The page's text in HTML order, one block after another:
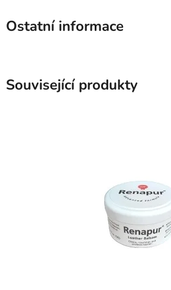
Ostatní informace
Související produkty